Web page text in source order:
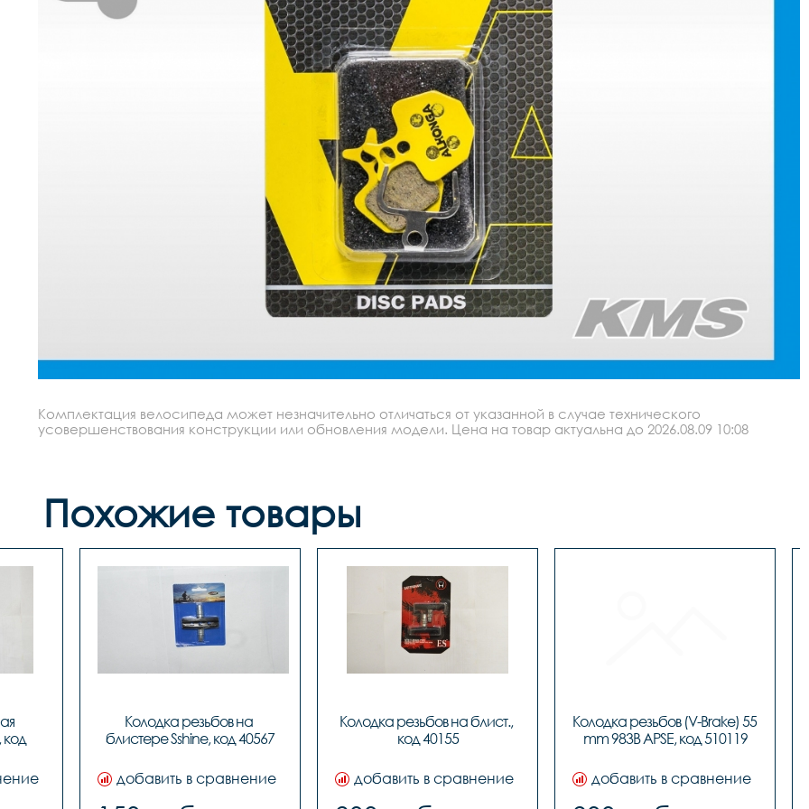
Комплектация велосипеда может незначительно отличаться от указанной в случае технического
усовершенствования конструкции или обновления модели. Цена на товар актуальна до 2026.08.09 10:08
Похожие товары
код
Колодка резьбов на
блистере Sshine, код 40567
добавить в сравнение
Колодка резьбов на блист.,
код 40155
добавить в сравнение
Колодка резьбов (V-Brake) 55
mm 983B APSE, код 510119
добавить в сравнение